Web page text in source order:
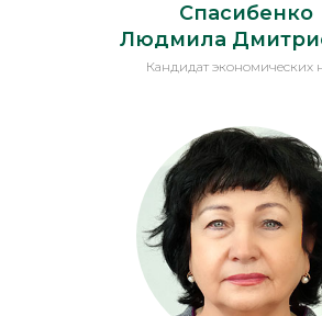
Спасибенко
Людмила
Кандидат экономических